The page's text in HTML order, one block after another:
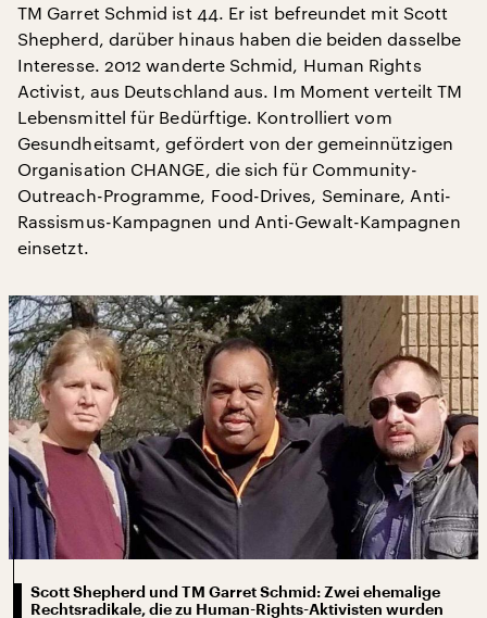
TM Garret Schmid ist 44. Er ist befreundet mit Scott
Shepherd, darüber hinaus haben die beiden dasselbe
Interesse. 2012 wanderte Schmid, Human Rights
Activist, aus Deutschland aus. Im Moment verteilt TM
Lebensmittel für Bedürftige. Kontrolliert vom
Gesundheitsamt, gefördert von der gemeinnützigen
Organisation CHANGE, die sich für Community-
Outreach-Programme, Food-Drives, Seminare, Anti-
Rassismus-Kampagnen und Anti-Gewalt-Kampagnen
einsetzt.
Scott Shepherd und TM Garret Schmid: Zwei ehemalige
Rechtsradikale, die zu Human-Rights-Aktivisten wurden